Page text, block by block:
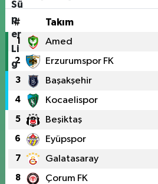
# Takım
1 Amed
2 Erzurumspor FK
3 Başakşehir
4 Kocaelispor
5 Beşiktaş
6 Eyüpspor
7 Galatasaray
8 Çorum FK